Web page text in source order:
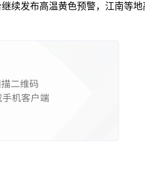
续发布高温黄色预警，江南等地